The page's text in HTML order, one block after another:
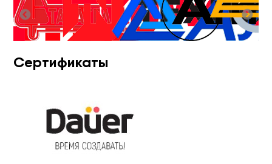
Сертификаты